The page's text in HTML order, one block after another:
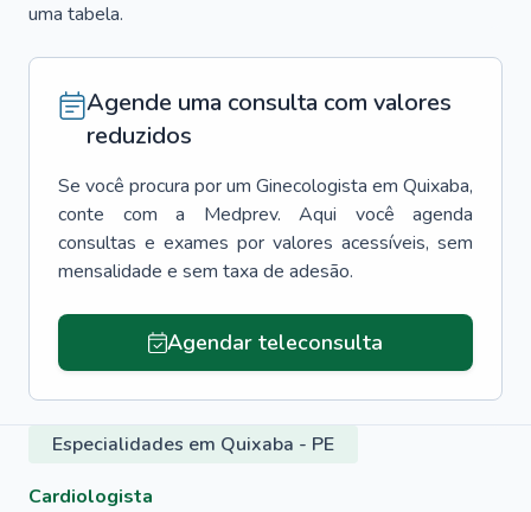
uma tabela.
Agende uma consulta com valores
reduzidos
Se você procura por um Ginecologista em Quixaba,
conte com a Medprev. Aqui você agenda
consultas e exames por valores acessíveis, sem
mensalidade e sem taxa de adesão.
Agendar teleconsulta
Especialidades em Quixaba - PE
Cardiologista